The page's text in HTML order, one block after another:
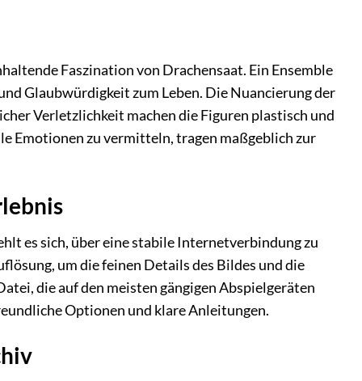
Faszination von Drachensaat. Ein Ensemble
Glaubwürdigkeit zum Leben. Die Nuancierung der
Verletzlichkeit machen die Figuren plastisch und
Emotionen zu vermitteln, tragen maßgeblich zur
es sich, über eine stabile Internetverbindung zu
um die feinen Details des Bildes und die
die auf den meisten gängigen Abspielgeräten
Optionen und klare Anleitungen.